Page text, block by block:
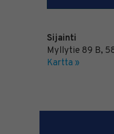
Sijainti
Myllytie 89 B,
Kartta »